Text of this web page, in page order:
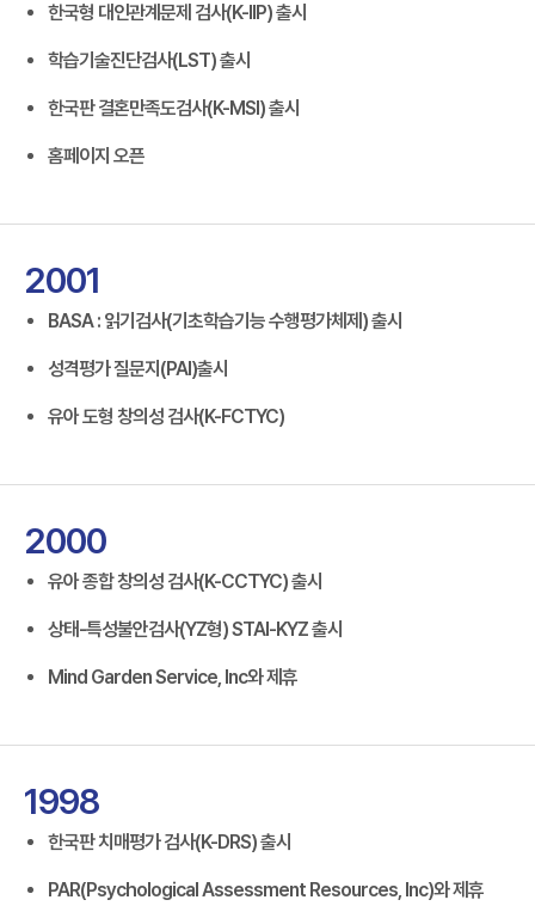
한국형 대인관계문제 검사(K-IIP) 출시
학습기술진단검사(LST) 출시
한국판 결혼만족도검사(K-MSI) 출시
홈페이지 오픈
2001
BASA : 읽기검사(기초학습기능 수행평가체제) 출시
성격평가 질문지(PAI)출시
유아 도형 창의성 검사(K-FCTYC)
2000
유아 종합 창의성 검사(K-CCTYC) 출시
상태-특성불안검사(YZ형) STAI-KYZ 출시
Mind Garden Service, Inc와 제휴
1998
한국판 치매평가 검사(K-DRS) 출시
PAR(Psychological Assessment Resources, Inc)와 제휴